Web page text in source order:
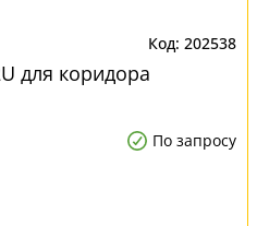
202538
для коридора
По запросу